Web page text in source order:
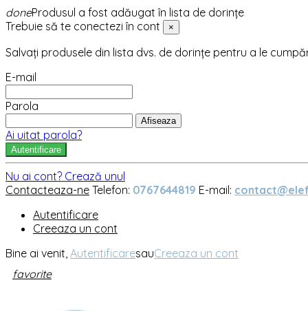
doneProdusul a fost adăugat în lista de dorințe
Trebuie să te conectezi în cont
×
Salvați produsele din lista dvs. de dorințe pentru a le
E-mail
Parola
Afiseaza
Ai uitat parola?
Autentificare
Nu ai cont? Crează unul
Contacteaza-ne Telefon: 0767644819 E-mail:
Autentificare
Creeaza un cont
Bine ai venit, AutentificaresauCreeaza un cont
favorite